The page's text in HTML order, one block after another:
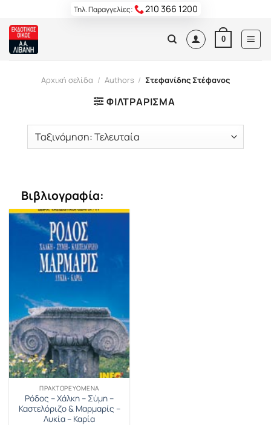
content
Τηλ. Παραγγελίες: 210 366 1200
0
Αρχική σελίδα / Authors / Στεφανίδης Στέφανος
ΦΙΛΤΡΆΡΙΣΜΑ
Βιβλιογραφία:
ΠΡΑΚΤΟΡΕΥΟΜΕΝΑ
Ρόδος – Χάλκη – Σύμη –
Καστελόριζο & Μαρμαρίς –
Λυκία – Καρία